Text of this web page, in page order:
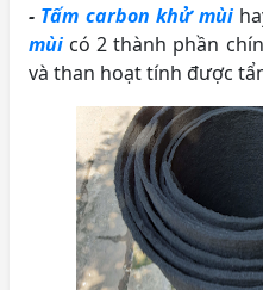
- Tấm carbon khử mùi
mùi có 2 thành phần
và than hoạt tính được